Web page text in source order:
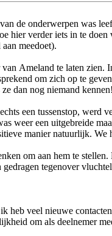
de onderwerpen was
hier verder iets in te
meedoet).
Ameland te laten
om zich op te
dan nog niemand
een tussenstop,
weer een uitgebreide
manier natuurlijk. We
om aan hem te
tegenover
veel nieuwe
om als deelnemer